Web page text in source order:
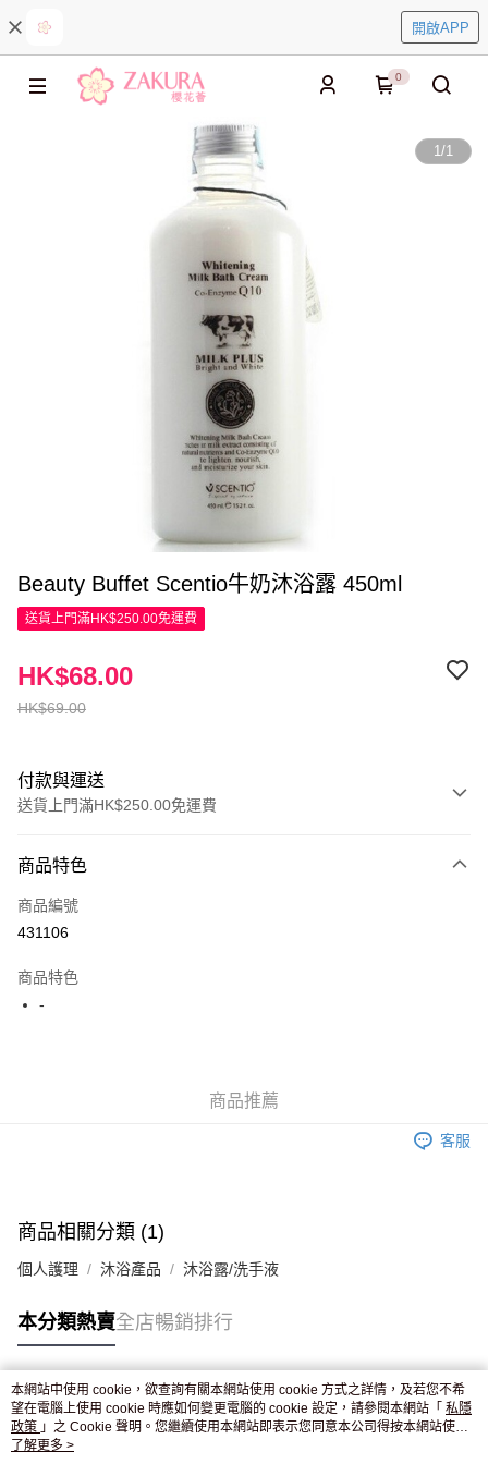
開啟APP
0
1/1
Beauty Buffet Scentio牛奶沐浴露 450ml
送貨上門滿HK$250.00免運費
HK$69.00
HK$68.00
付款與運送
送貨上門滿HK$250.00免運費
信用卡
Apple Pay
JD京東物流，訂單確認發貨後2-4個工作天送達
商品特色
商品編號
431106
商品特色
-
商品推薦
客服
商品相關分類 (1)
個人護理 沐浴產品 沐浴露/洗手液
本分類熱賣全店暢銷排行
熱門標籤
熱銷排行
本網站中使用 cookie，欲查詢有關本網站使用 cookie 方式之詳情，及若您不希
望在電腦上使用 cookie 時應如何變更電腦的 cookie 設定，請參閱本網站「 私隱
政策 」之 Cookie 聲明。您繼續使用本網站即表示您同意本公司得按本網站使用
條款之 Cookie 聲明使用 cookie。
了解更多 >